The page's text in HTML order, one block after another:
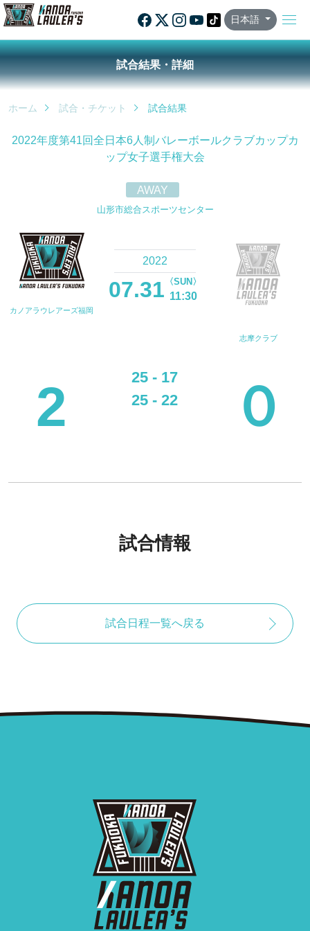
日本語
試合結果・詳細
ホーム 試合・チケット 試合結果
2022年度第41回全日本6人制バレーボールクラブカップカ
ップ女子選手権大会
AWAY
山形市総合スポーツセンター
カノアラウレアーズ福岡
2022
07.31 〈SUN〉
11:30
志摩クラブ
2
25 - 17
25 - 22
０
試合情報
試合日程一覧へ戻る